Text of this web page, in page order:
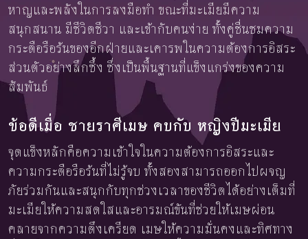
หาญและพลังในการลงมือทำ ขณะที่มะเมียมีความ
สนุกสนาน มีชีวิตชีวา และเข้ากับคนง่าย ทั้งคู่ชื่นชมความ
กระตือรือร้นของอีกฝ่ายและเคารพในความต้องการอิสระ
ส่วนตัวอย่างลึกซึ้ง ซึ่งเป็นพื้นฐานที่แข็งแกร่งของความ
สัมพันธ์
ข้อดีเมื่อ ชายราศีเมษ คบกับ หญิงปีมะเมีย
จุดแข็งหลักคือความเข้าใจในความต้องการอิสระและ
ความกระตือรือร้นที่ไม่รู้จบ ทั้งสองสามารถออกไปผจญ
ภัยร่วมกันและสนุกกับทุกช่วงเวลาของชีวิตได้อย่างเต็มที่
มะเมียให้ความสดใสและอารมณ์ขันที่ช่วยให้เมษผ่อน
คลายจากความตึงเครียด เมษให้ความมั่นคงและทิศทาง